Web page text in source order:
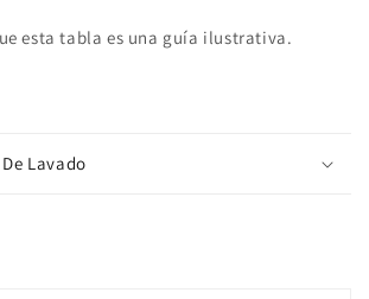
esta tabla es una guía ilustrativa.
Lavado